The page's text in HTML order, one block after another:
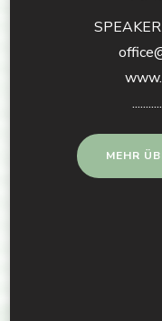
MEHR